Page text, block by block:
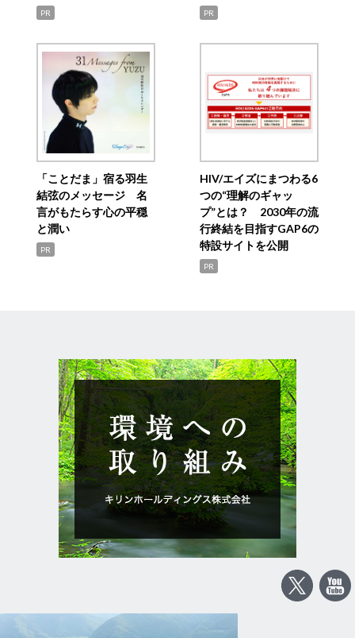
PR PR
「ことだま」宿る羽生
結弦のメッセージ 名
言がもたらす心の平穏
と潤い
PR
HIV/エイズにまつわる6
つの“理解のギャッ
プ”とは？ 2030年の流
行終結を目指すGAP6の
特設サイトを公開
PR